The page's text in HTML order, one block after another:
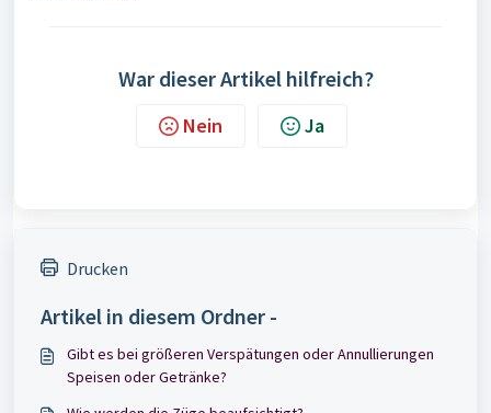
War dieser Artikel hilfreich?
Nein Ja
Drucken
Artikel in diesem Ordner -
Gibt es bei größeren Verspätungen oder Annullierungen
Speisen oder Getränke?